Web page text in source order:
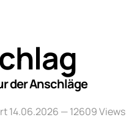
der Anschläge
14.06.2026 — 12609 Views